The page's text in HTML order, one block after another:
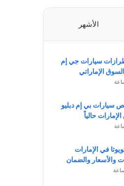
الأشهر
سيارات جي إم
الإماراتي
سيارات بي إم دبليو
حالياً
في الإمارات
والأسعار والضمان